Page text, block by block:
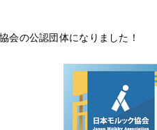
会の公認団体になりました！